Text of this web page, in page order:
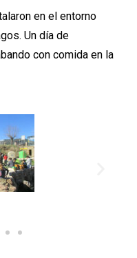
en el entorno
Un día de
con comida en la